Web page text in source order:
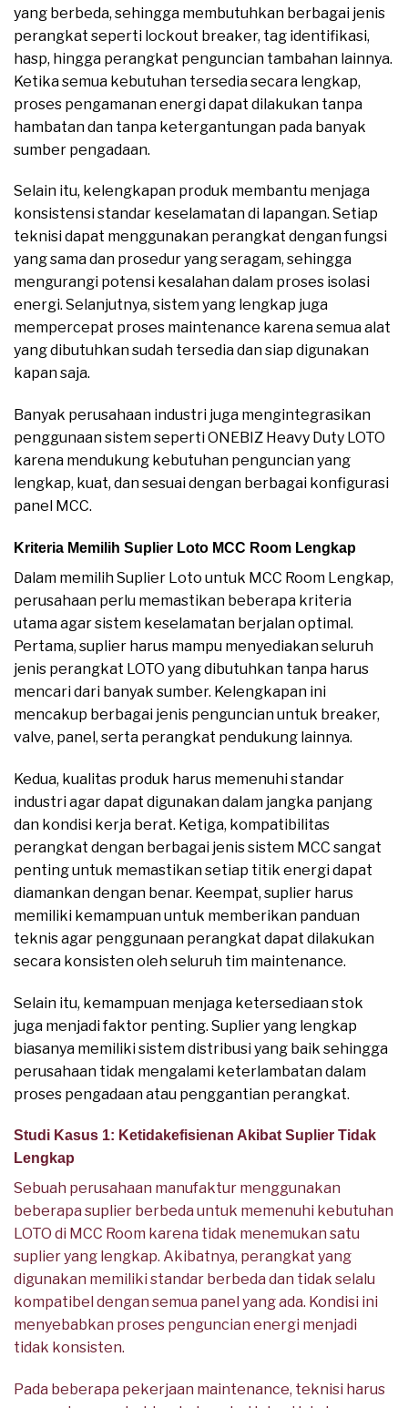
yang berbeda, sehingga membutuhkan berbagai jenis
perangkat seperti lockout breaker, tag identifikasi,
hasp, hingga perangkat penguncian tambahan lainnya.
Ketika semua kebutuhan tersedia secara lengkap,
proses pengamanan energi dapat dilakukan tanpa
hambatan dan tanpa ketergantungan pada banyak
sumber pengadaan.
Selain itu, kelengkapan produk membantu menjaga
konsistensi standar keselamatan di lapangan. Setiap
teknisi dapat menggunakan perangkat dengan fungsi
yang sama dan prosedur yang seragam, sehingga
mengurangi potensi kesalahan dalam proses isolasi
energi. Selanjutnya, sistem yang lengkap juga
mempercepat proses maintenance karena semua alat
yang dibutuhkan sudah tersedia dan siap digunakan
kapan saja.
Banyak perusahaan industri juga mengintegrasikan
penggunaan sistem seperti ONEBIZ Heavy Duty LOTO
karena mendukung kebutuhan penguncian yang
lengkap, kuat, dan sesuai dengan berbagai konfigurasi
panel MCC.
Kriteria Memilih Suplier Loto MCC Room Lengkap
Dalam memilih Suplier Loto untuk MCC Room Lengkap,
perusahaan perlu memastikan beberapa kriteria
utama agar sistem keselamatan berjalan optimal.
Pertama, suplier harus mampu menyediakan seluruh
jenis perangkat LOTO yang dibutuhkan tanpa harus
mencari dari banyak sumber. Kelengkapan ini
mencakup berbagai jenis penguncian untuk breaker,
valve, panel, serta perangkat pendukung lainnya.
Kedua, kualitas produk harus memenuhi standar
industri agar dapat digunakan dalam jangka panjang
dan kondisi kerja berat. Ketiga, kompatibilitas
perangkat dengan berbagai jenis sistem MCC sangat
penting untuk memastikan setiap titik energi dapat
diamankan dengan benar. Keempat, suplier harus
memiliki kemampuan untuk memberikan panduan
teknis agar penggunaan perangkat dapat dilakukan
secara konsisten oleh seluruh tim maintenance.
Selain itu, kemampuan menjaga ketersediaan stok
juga menjadi faktor penting. Suplier yang lengkap
biasanya memiliki sistem distribusi yang baik sehingga
perusahaan tidak mengalami keterlambatan dalam
proses pengadaan atau penggantian perangkat.
Studi Kasus 1: Ketidakefisienan Akibat Suplier Tidak
Lengkap
Sebuah perusahaan manufaktur menggunakan
beberapa suplier berbeda untuk memenuhi kebutuhan
LOTO di MCC Room karena tidak menemukan satu
suplier yang lengkap. Akibatnya, perangkat yang
digunakan memiliki standar berbeda dan tidak selalu
kompatibel dengan semua panel yang ada. Kondisi ini
menyebabkan proses penguncian energi menjadi
tidak konsisten.
Pada beberapa pekerjaan maintenance, teknisi harus